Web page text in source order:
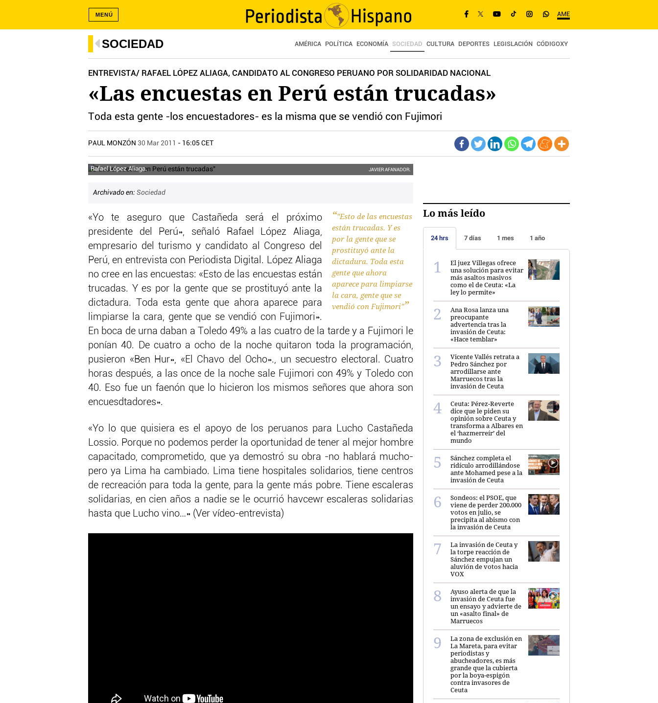
AME
MENÚ
SOCIEDAD AMÉRICA POLÍTICA ECONOMÍA SOCIEDAD CULTURA DEPORTES LEGISLACIÓN CÓDIGOXY
ENTREVISTA/ RAFAEL LÓPEZ ALIAGA, CANDIDATO AL CONGRESO PERUANO POR SOLIDARIDAD NACIONAL
«Las encuestas en Perú están trucadas»
Toda esta gente -los encuestadores- es la misma que se vendió con Fujimori
PAUL MONZÓN 30 Mar 2011 - 16:05 CET
Rafael López Aliaga. JAVIER AFANADOR.
Archivado en: Sociedad
"Esto de las encuestas
están trucadas. Y es
por la gente que se
prostituyó ante la
dictadura. Toda esta
gente que ahora
aparece para limpiarse
la cara, gente que se
vendió con Fujimori"
«Yo te aseguro que Castañeda será el próximo
presidente del Perú», señaló Rafael López Aliaga,
empresario del turismo y candidato al Congreso del
Perú, en entrevista con Periodista Digital. López Aliaga
no cree en las encuestas: «Esto de las encuestas están
trucadas. Y es por la gente que se prostituyó ante la
dictadura. Toda esta gente que ahora aparece para
limpiarse la cara, gente que se vendió con Fujimori».
En boca de urna daban a Toledo 49% a las cuatro de la tarde y a Fujimori le
ponían 40. De cuatro a ocho de la noche quitaron toda la programación,
pusieron «Ben Hur», «El Chavo del Ocho»., un secuestro electoral. Cuatro
horas después, a las once de la noche sale Fujimori con 49% y Toledo con
40. Eso fue un faenón que lo hicieron los mismos señores que ahora son
encuesdtadores».
«Yo lo que quisiera es el apoyo de los peruanos para Lucho Castañeda
Lossio. Porque no podemos perder la oportunidad de tener al mejor hombre
capacitado, comprometido, que ya demostró su obra -no hablará mucho-
pero ya Lima ha cambiado. Lima tiene hospitales solidarios, tiene centros
de recreación para toda la gente, para la gente más pobre. Tiene escaleras
solidarias, en cien años a nadie se le ocurrió havcewr escaleras solidarias
hasta que Lucho vino…» (Ver vídeo-entrevista)
Lo más leído
24 hrs 7 días 1 mes 1 año
El juez Villegas ofrece
una solución para evitar
más asaltos masivos
como el de Ceuta: «La
ley lo permite»
Ana Rosa lanza una
preocupante
advertencia tras la
invasión de Ceuta:
«Hace temblar»
Vicente Vallés retrata a
Pedro Sánchez por
arrodillarse ante
Marruecos tras la
invasión de Ceuta
Ceuta: Pérez-Reverte
dice que le piden su
opinión sobre Ceuta y
transforma a Albares en
el ‘hazmerreír’ del
mundo
Sánchez completa el
ridículo arrodillándose
ante Mohamed pese a la
invasión de Ceuta
Sondeos: el PSOE, que
viene de perder 200.000
votos en julio, se
precipita al abismo con
la invasión de Ceuta
La invasión de Ceuta y
la torpe reacción de
Sánchez empujan un
aluvión de votos hacia
VOX
Ayuso alerta de que la
invasión de Ceuta fue
un ensayo y advierte de
un «asalto final» de
Marruecos
La zona de exclusión en
La Mareta, para evitar
periodistas y
abucheadores, es más
grande que la cubierta
por la boya-espigón
contra invasores de
Ceuta